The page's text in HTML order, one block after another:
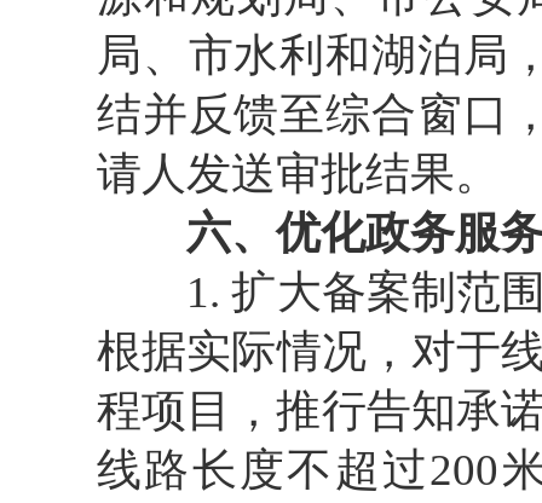
局、市水利和湖泊局
结并反馈至综合窗口
请人发送审批结果。
六、优化政务服
1. 扩大备案制范
根据实际情况，对于
程项目，推行告知承
线路长度不超过200